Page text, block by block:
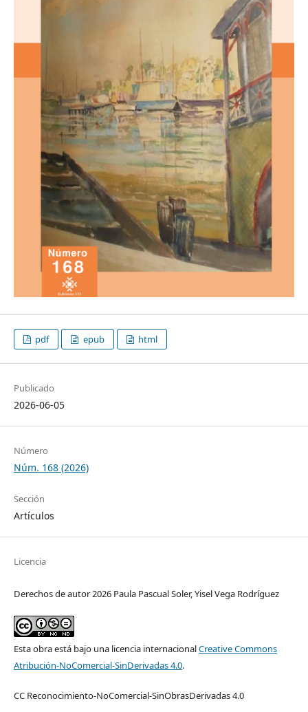
pdf epub html
Publicado
2026-06-05
Número
Núm. 168 (2026)
Sección
Artículos
Licencia
Derechos de autor 2026 Paula Pascual Soler, Yisel Vega Rodríguez
Esta obra está bajo una licencia internacionalCreative Commons
Atribución-NoComercial-SinDerivadas 4.0.
CC Reconocimiento-NoComercial-SinObrasDerivadas 4.0